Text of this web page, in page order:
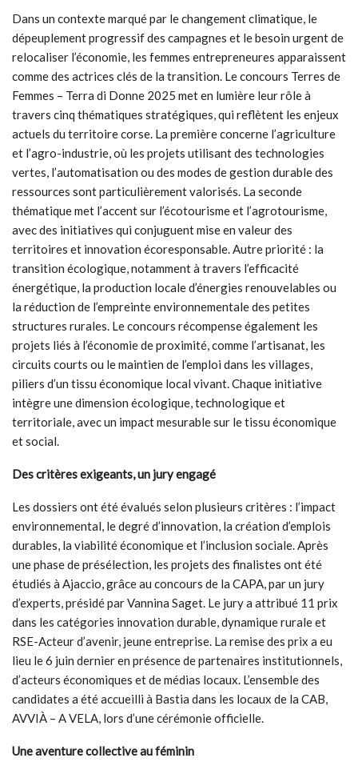
Dans un contexte marqué par le changement climatique, le
dépeuplement progressif des campagnes et le besoin urgent de
relocaliser l’économie, les femmes entrepreneures apparaissent
comme des actrices clés de la transition. Le concours Terres de
Femmes – Terra di Donne 2025 met en lumière leur rôle à
travers cinq thématiques stratégiques, qui reflètent les enjeux
actuels du territoire corse. La première concerne l’agriculture
et l’agro-industrie, où les projets utilisant des technologies
vertes, l’automatisation ou des modes de gestion durable des
ressources sont particulièrement valorisés. La seconde
thématique met l’accent sur l’écotourisme et l’agrotourisme,
avec des initiatives qui conjuguent mise en valeur des
territoires et innovation écoresponsable. Autre priorité : la
transition écologique, notamment à travers l’efficacité
énergétique, la production locale d’énergies renouvelables ou
la réduction de l’empreinte environnementale des petites
structures rurales. Le concours récompense également les
projets liés à l’économie de proximité, comme l’artisanat, les
circuits courts ou le maintien de l’emploi dans les villages,
piliers d’un tissu économique local vivant. Chaque initiative
intègre une dimension écologique, technologique et
territoriale, avec un impact mesurable sur le tissu économique
et social.
Des critères exigeants, un jury engagé
Les dossiers ont été évalués selon plusieurs critères : l’impact
environnemental, le degré d’innovation, la création d’emplois
durables, la viabilité économique et l’inclusion sociale. Après
une phase de présélection, les projets des finalistes ont été
étudiés à Ajaccio, grâce au concours de la CAPA, par un jury
d’experts, présidé par Vannina Saget. Le jury a attribué 11 prix
dans les catégories innovation durable, dynamique rurale et
RSE-Acteur d’avenir, jeune entreprise. La remise des prix a eu
lieu le 6 juin dernier en présence de partenaires institutionnels,
d’acteurs économiques et de médias locaux. L’ensemble des
candidates a été accueilli à Bastia dans les locaux de la CAB,
AVVIÀ – A VELA, lors d’une cérémonie officielle.
Une aventure collective au féminin